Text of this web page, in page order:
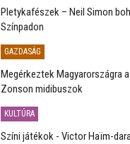
Pletykafészek – Neil Simon
Színpadon
GAZDASÁG
Megérkeztek Magyarországra
Zonson midibuszok
KULTÚRA
Színi játékok - Victor Haïm-